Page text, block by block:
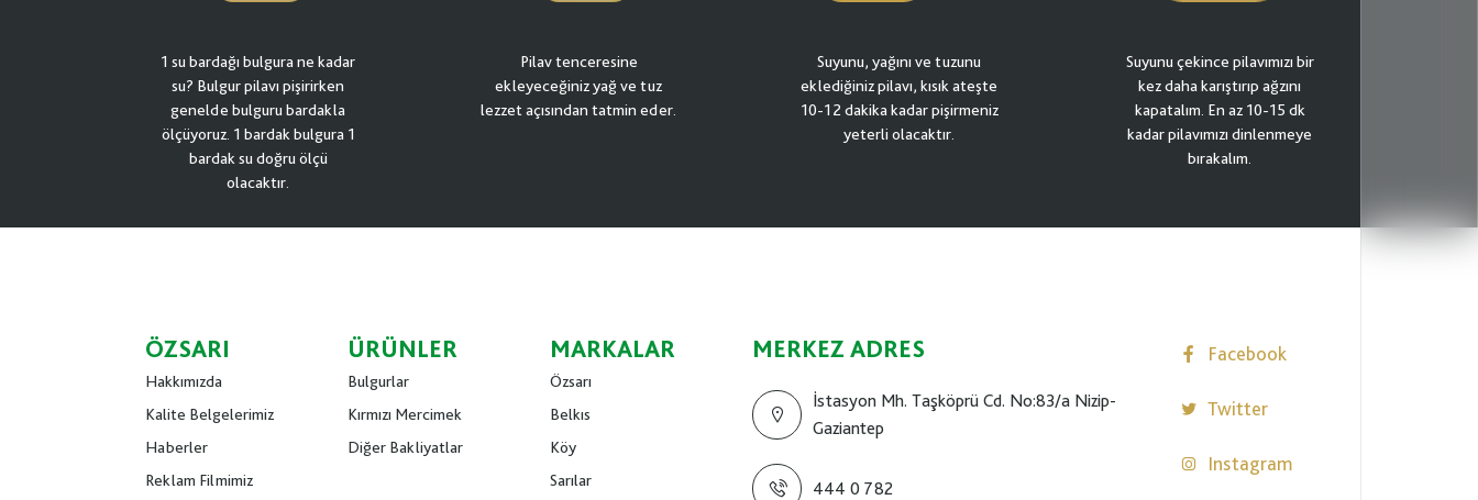
1 su bardağı bulgura ne kadar
su? Bulgur pilavı pişirirken
genelde bulguru bardakla
ölçüyoruz. 1 bardak bulgura 1
bardak su doğru ölçü
olacaktır.
Pilav tenceresine
ekleyeceğiniz yağ ve tuz
lezzet açısından tatmin eder.
Suyunu, yağını ve tuzunu
eklediğiniz pilavı, kısık ateşte
10-12 dakika kadar pişirmeniz
yeterli olacaktır.
Suyunu çekince pilavımızı bir
kez daha karıştırıp ağzını
kapatalım. En az 10-15 dk
kadar pilavımızı dinlenmeye
bırakalım.
ÖZSARI
Hakkımızda
Kalite Belgelerimiz
Haberler
Reklam Filmimiz
ÜRÜNLER
Bulgurlar
Kırmızı Mercimek
Diğer Bakliyatlar
MARKALAR
Özsarı
Belkıs
Köy
Sarılar
MERKEZ ADRES
İstasyon Mh. Taşköprü Cd. No:83/a Nizip-
Gaziantep
444 0 782
Facebook
Twitter
Instagram